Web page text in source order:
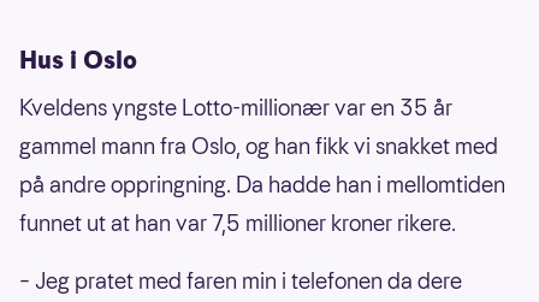
Hus i Oslo
Kveldens yngste Lotto-millionær var en 35 år
gammel mann fra Oslo, og han fikk vi snakket med
på andre oppringning. Da hadde han i mellomtiden
funnet ut at han var 7,5 millioner kroner rikere.
– Jeg pratet med faren min i telefonen da dere